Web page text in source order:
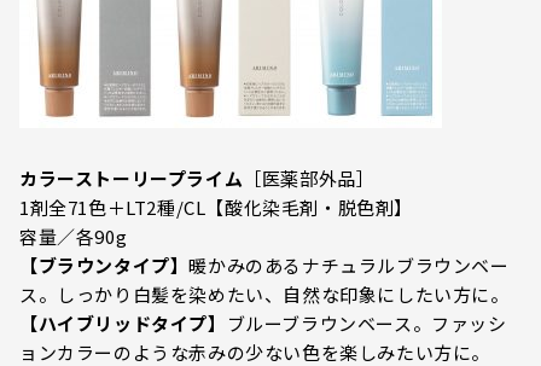
カラーストーリープライム ［医薬部外品］
1剤全71色＋LT2種/CL【酸化染毛剤・脱色剤】
容量／各90g
【ブラウンタイプ】暖かみのあるナチュラルブラウンベー
ス。しっかり白髪を染めたい、自然な印象にしたい方に。
【ハイブリッドタイプ】
ブルーブラウンベース。ファッシ
ョンカラーのような赤みの少ない色を楽しみたい方に。